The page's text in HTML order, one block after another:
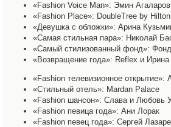
«Fashion Voice Man»: Эмин Агаларов
«Fashion Place»: DoubleTree by
«Девушка с обложки»: Арина
«Самая стильная пара»: Николай
«Самый стилизованный фонд»:
«Возвращение года»: Reflex и
«Fashion телевизионное открытие»:
«Стильный отель»: Mardan Palace
«Fashion шансон»: Слава и Любовь
«Fashion певица года»: Ани Лорак
«Fashion певец года»: Сергей